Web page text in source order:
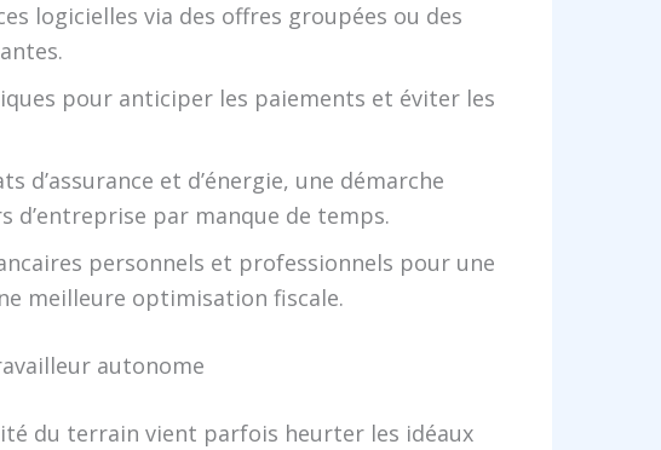
logicielles via des offres groupées ou des
pour anticiper les paiements et éviter les
d’assurance et d’énergie, une démarche
d’entreprise par manque de temps.
personnels et professionnels pour une
meilleure optimisation fiscale.
autonome
du terrain vient parfois heurter les idéaux